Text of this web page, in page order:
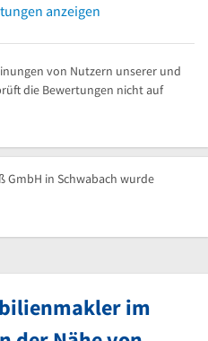
anzeigen
von Nutzern unserer und
die Bewertungen nicht auf
GmbH in Schwabach wurde
im